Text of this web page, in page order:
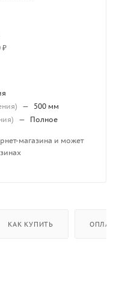
₽
—
500 мм
— Полное
магазина и может
КАК КУПИТЬ